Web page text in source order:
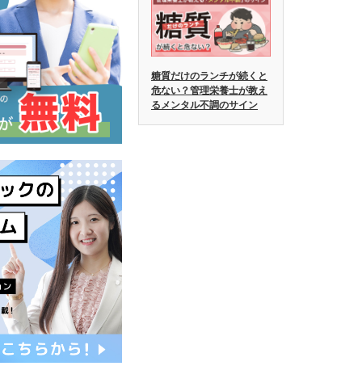
糖質だけのランチが続くと
危ない？管理栄養士が教え
るメンタル不調のサイン